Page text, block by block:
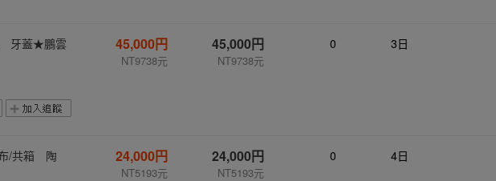
牙蓋★鵬雲
45,000円
NT9738元
45,000円
NT9738元
0 3日
/共箱 陶
24,000円
NT5193元
24,000円
NT5193元
0 4日